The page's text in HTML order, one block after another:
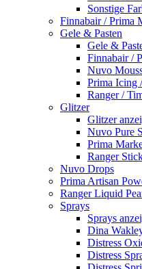
Sonstige
Finnabair / Prima
Gele & Pasten
Gele &
Finnabair /
Nuvo
Prima Icing
Ranger /
Glitzer
Glitzer
Nuvo Pure
Prima
Ranger
Nuvo Drops
Prima Artisan
Ranger Liquid
Sprays
Sprays
Dina
Distress
Distress